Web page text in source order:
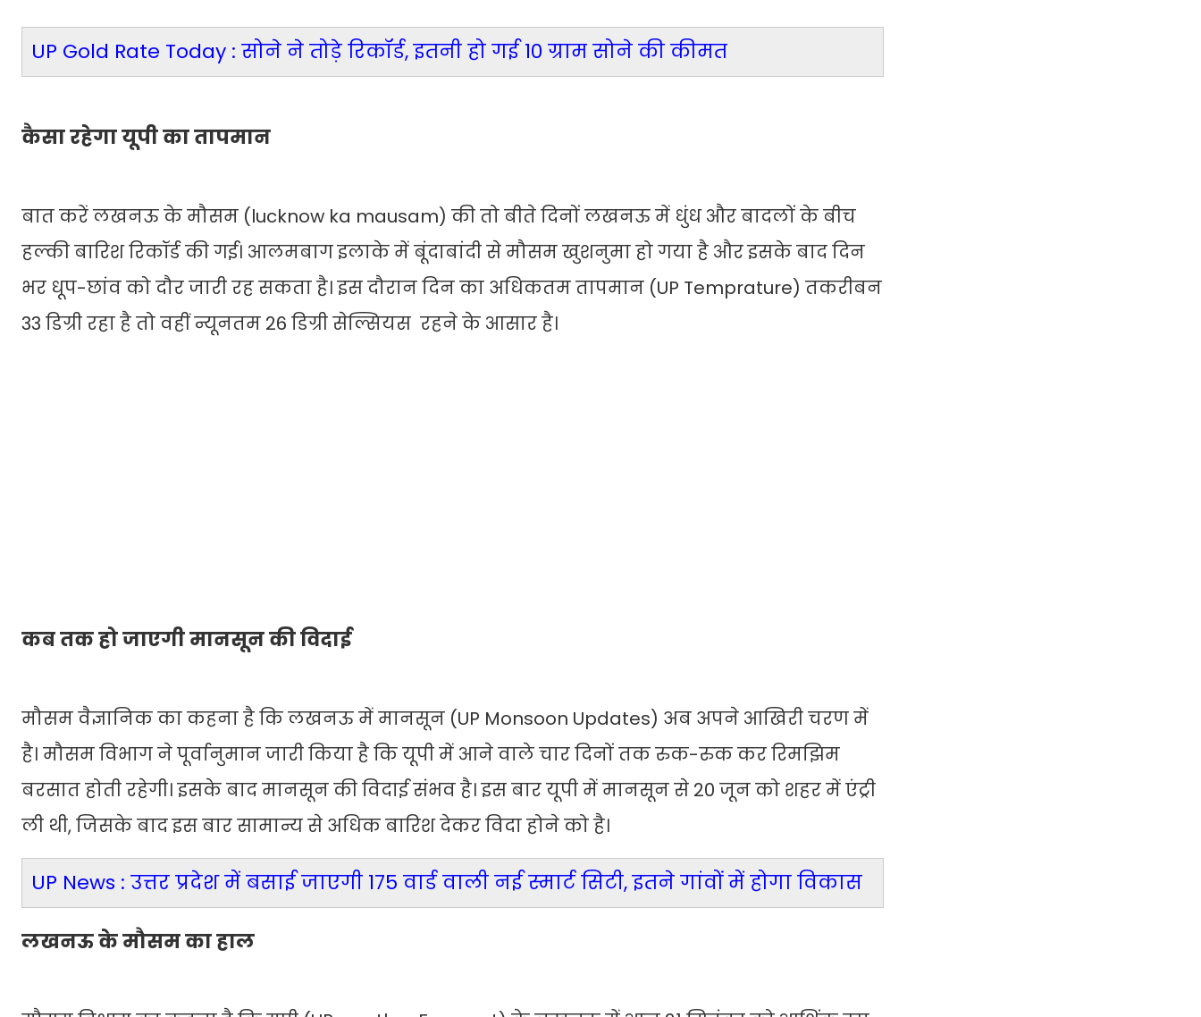
UP Gold Rate Today : सोने ने तोड़े रिकॉर्ड, इतनी हो गई 10 ग्राम सोने की कीमत
कैसा रहेगा यूपी का तापमान
बात करें लखनऊ के मौसम (lucknow ka mausam) की तो बीते दिनों लखनऊ में धुंध और बादलों के बीच
हल्की बारिश रिकॉर्ड की गई। आलमबाग इलाके में बूंदाबांदी से मौसम खुशनुमा हो गया है और इसके बाद दिन
भर धूप-छांव को दौर जारी रह सकता है। इस दौरान दिन का अधिकतम तापमान (UP Temprature) तकरीबन
33 डिग्री रहा है तो वहीं न्यूनतम 26 डिग्री सेल्सियस रहने के आसार है।
कब तक हो जाएगी मानसून की विदाई
मौसम वैज्ञानिक का कहना है कि लखनऊ में मानसून (UP Monsoon Updates) अब अपने आखिरी चरण में
है। मौसम विभाग ने पूर्वानुमान जारी किया है कि यूपी में आने वाले चार दिनों तक रुक-रुक कर रिमझिम
बरसात होती रहेगी। इसके बाद मानसून की विदाई संभव है। इस बार यूपी में मानसून से 20 जून को शहर में एंट्री
ली थी, जिसके बाद इस बार सामान्य से अधिक बारिश देकर विदा होने को है।
UP News : उत्तर प्रदेश में बसाई जाएगी 175 वार्ड वाली नई स्मार्ट सिटी, इतने गांवों में होगा विकास
लखनऊ के मौसम का हाल